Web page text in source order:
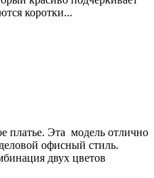
коротки...
платье. Эта модель отлично
офисный стиль.
двух цветов